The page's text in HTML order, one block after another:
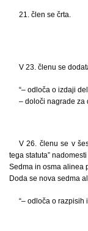
21. člen se črta.
V 23. členu se
“– odloča o izdaji
– določi nagrade za
V 26. členu se v
tega statuta”
Sedma in osma alinea
Doda se nova sedma
“– odloča o razpisih